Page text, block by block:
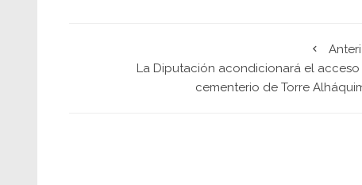
La Diputación acondicionará el acceso
cementerio de Torre